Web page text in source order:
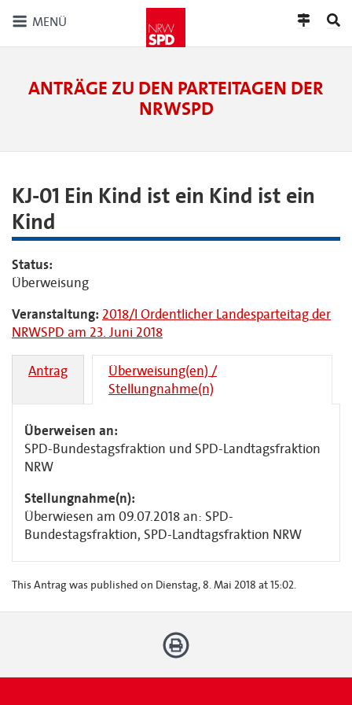
MENÜ
ANTRÄGE ZU DEN PARTEITAGEN DER
NRWSPD
KJ-01 Ein Kind ist ein Kind ist ein
Kind
Status:
Überweisung
Veranstaltung: 2018/I Ordentlicher Landesparteitag der
NRWSPD am 23. Juni 2018
Antrag
Überweisung(en) /
Stellungnahme(n)
Überweisen an:
SPD-Bundestagsfraktion und SPD-Landtagsfraktion
NRW
Stellungnahme(n):
Überwiesen am 09.07.2018 an: SPD-
Bundestagsfraktion, SPD-Landtagsfraktion NRW
This Antrag was published on Dienstag, 8. Mai 2018 at 15:02.